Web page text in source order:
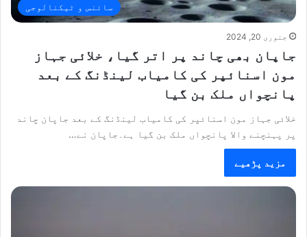
سائنس و ٹیکنالوجی
جنوری 20, 2024
جاپان بھی چاند پر اتر گیا، خلائی جہاز
مون اسنائپر کی کامیاب لینڈنگ کے بعد
پانچواں ملک بن گیا
خلائی جہاز مون اسنائپر کی کامیاب لینڈنگ کے بعد جاپان چاند
پر پہنچنے والا پانچواں ملک بن گیا ہے۔جاپان نے…
مزید پڑھیے